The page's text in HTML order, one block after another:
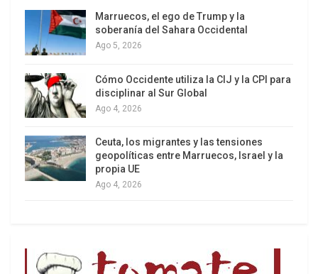
Los latinos le van dando la espalda a Trump
Marruecos, el ego de Trump y la
soberanía del Sahara Occidental
Ago 5, 2026
Cómo Occidente utiliza la CIJ y la CPI para
disciplinar al Sur Global
Ago 4, 2026
Ceuta, los migrantes y las tensiones
geopolíticas entre Marruecos, Israel y la
propia UE
Ago 4, 2026